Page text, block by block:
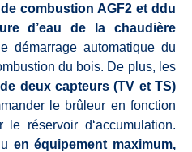
combustion AGF2 et ddu
d’eau de la chaudière
démarrage automatique du
du bois. De plus, les
de deux capteurs (TV et TS)
le brûleur en fonction
réservoir d‘accumulation.
en équipement maximum,